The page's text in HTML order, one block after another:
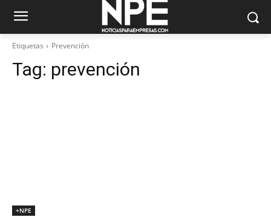
Etiquetas Prevención
Tag: prevención
+NPE